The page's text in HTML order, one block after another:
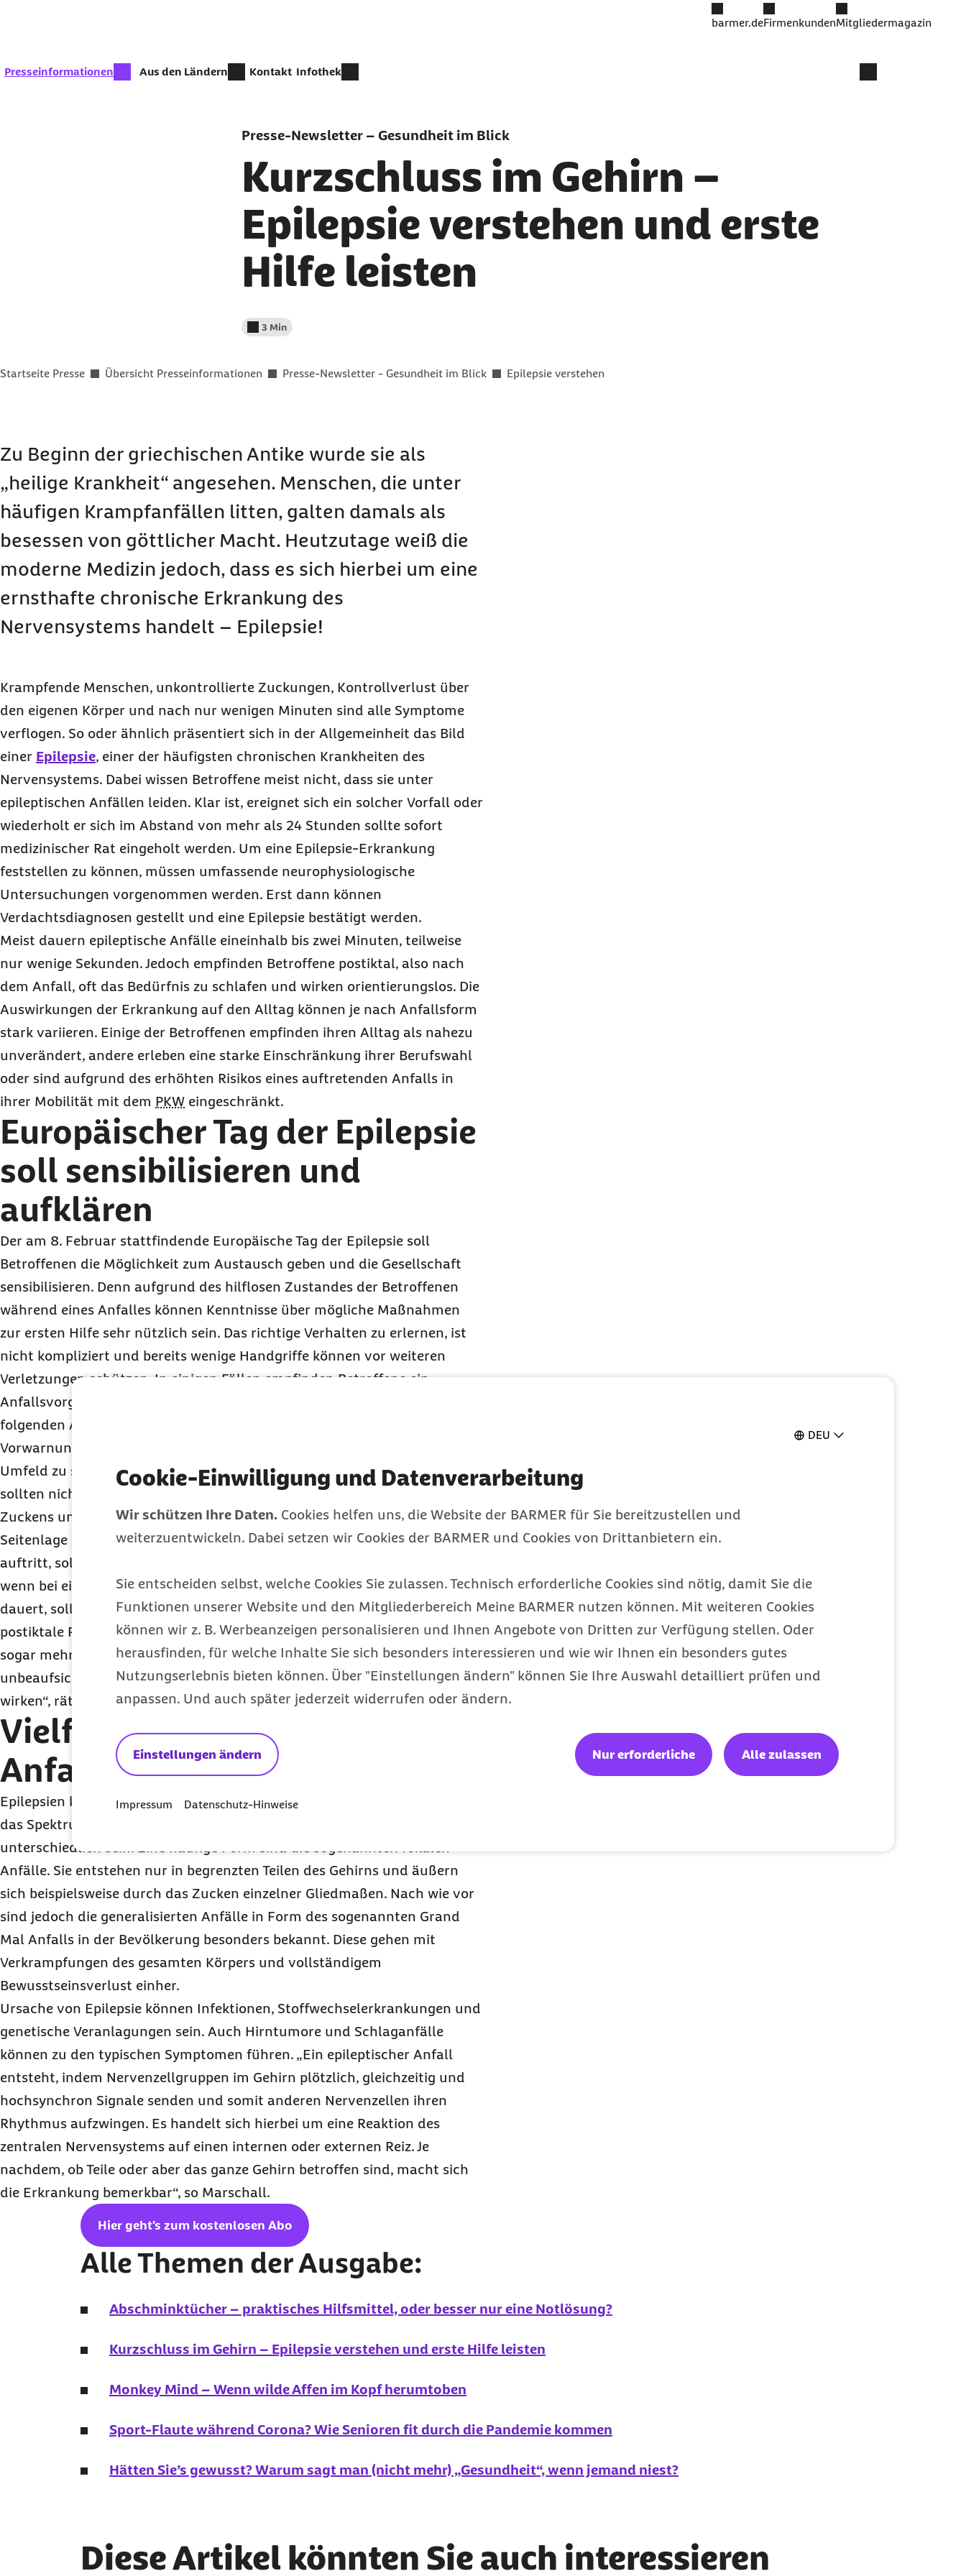
DEU
Cookie-Einwilligung und Datenverarbeitung
Wir schützen Ihre Daten. Cookies helfen uns, die Website der BARMER für Sie bereitzustellen und
weiterzuentwickeln. Dabei setzen wir Cookies der BARMER und Cookies von Drittanbietern ein.
Sie entscheiden selbst, welche Cookies Sie zulassen. Technisch erforderliche Cookies sind nötig, damit Sie die
Funktionen unserer Website und den Mitgliederbereich Meine BARMER nutzen können. Mit weiteren Cookies
können wir z. B. Werbeanzeigen personalisieren und Ihnen Angebote von Dritten zur Verfügung stellen. Oder
herausfinden, für welche Inhalte Sie sich besonders interessieren und wie wir Ihnen ein besonders gutes
Nutzungserlebnis bieten können. Über "Einstellungen ändern" können Sie Ihre Auswahl detailliert prüfen und
anpassen. Und auch später jederzeit widerrufen oder ändern.
Einstellungen ändern Nur erforderliche Alle zulassen
Impressum Datenschutz-Hinweise
barmer.deFirmenkundenMitgliedermagazin
zur Zeit aktiv:
Presseinformationen Aus den Ländern Kontakt Infothek
Presse-Newsletter – Gesundheit im Blick
Kurzschluss im Gehirn –
Epilepsie verstehen und erste
Hilfe leisten
Lesedauer weniger als
3 Min
Sie befinden sich hier:
Startseite Presse Übersicht Presseinformationen Presse-Newsletter - Gesundheit im Blick Epilepsie verstehen
Zu Beginn der griechischen Antike wurde sie als
„heilige Krankheit“ angesehen. Menschen, die unter
häufigen Krampfanfällen litten, galten damals als
besessen von göttlicher Macht. Heutzutage weiß die
moderne Medizin jedoch, dass es sich hierbei um eine
ernsthafte chronische Erkrankung des
Nervensystems handelt – Epilepsie!
Krampfende Menschen, unkontrollierte Zuckungen, Kontrollverlust über
den eigenen Körper und nach nur wenigen Minuten sind alle Symptome
verflogen. So oder ähnlich präsentiert sich in der Allgemeinheit das Bild
einer Epilepsie, einer der häufigsten chronischen Krankheiten des
Nervensystems. Dabei wissen Betroffene meist nicht, dass sie unter
epileptischen Anfällen leiden. Klar ist, ereignet sich ein solcher Vorfall oder
wiederholt er sich im Abstand von mehr als 24 Stunden sollte sofort
medizinischer Rat eingeholt werden. Um eine Epilepsie-Erkrankung
feststellen zu können, müssen umfassende neurophysiologische
Untersuchungen vorgenommen werden. Erst dann können
Verdachtsdiagnosen gestellt und eine Epilepsie bestätigt werden.
Meist dauern epileptische Anfälle eineinhalb bis zwei Minuten, teilweise
nur wenige Sekunden. Jedoch empfinden Betroffene postiktal, also nach
dem Anfall, oft das Bedürfnis zu schlafen und wirken orientierungslos. Die
Auswirkungen der Erkrankung auf den Alltag können je nach Anfallsform
stark variieren. Einige der Betroffenen empfinden ihren Alltag als nahezu
unverändert, andere erleben eine starke Einschränkung ihrer Berufswahl
oder sind aufgrund des erhöhten Risikos eines auftretenden Anfalls in
ihrer Mobilität mit dem PKW eingeschränkt.
Europäischer Tag der Epilepsie
soll sensibilisieren und
aufklären
Der am 8. Februar stattfindende Europäische Tag der Epilepsie soll
Betroffenen die Möglichkeit zum Austausch geben und die Gesellschaft
sensibilisieren. Denn aufgrund des hilflosen Zustandes der Betroffenen
während eines Anfalles können Kenntnisse über mögliche Maßnahmen
zur ersten Hilfe sehr nützlich sein. Das richtige Verhalten zu erlernen, ist
nicht kompliziert und bereits wenige Handgriffe können vor weiteren
Verletzungen schützen. In einigen Fällen empfinden Betroffene ein
Anfallsvorgefühl und sind daher in der Lage, ihre Umgebung auf einen
folgenden Anfall hinzuweisen. Sollte der Anfall plötzlich und ohne
Vorwarnung auftreten, besteht die Aufgabe der Ersthelfenden darin, das
Umfeld zu sichern und somit vor Verletzungen zu schützen. Betroffene
sollten nicht festgehalten, sondern nach Möglichkeit nach Aufhören des
Zuckens und weiterhin bestehender Bewusstlosigkeit in die stabile
Seitenlage gebracht werden. „Wenn ein epileptischer Anfall erstmalig
auftritt, sollte unbedingt die Notrufnummer
wenn bei einer bekannten Epilepsie ein Anfall länger als fünf Minuten
dauert, sollte ein Notarzt oder eine Notärztin hinzugezogen werden. Da die
postiktale Phase insbesondere bei älteren Menschen 24 Stunden oder
sogar mehrere Tage andauern kann, ist es ratsam, Betroffene erst
unbeaufsichtigt zu lassen, sobald diese ansprechbar und orientiert
wirken“, rät Ursula Marschall, Leitende Medizinerin bei der Barmer.
Vielfältige Ursachen und
Anfallserscheinungen
Epilepsien können bei Menschen in jedem Alter auftreten. Dabei können
das Spektrum der Anfallserscheinungen sowie die Ursachen sehr
unterschiedlich sein. Eine häufige Form sind die sogenannten fokalen
Anfälle. Sie entstehen nur in begrenzten Teilen des Gehirns und äußern
sich beispielsweise durch das Zucken einzelner Gliedmaßen. Nach wie vor
sind jedoch die generalisierten Anfälle in Form des sogenannten Grand
Mal Anfalls in der Bevölkerung besonders bekannt. Diese gehen mit
Verkrampfungen des gesamten Körpers und vollständigem
Bewusstseinsverlust einher.
Ursache von Epilepsie können Infektionen, Stoffwechselerkrankungen und
genetische Veranlagungen sein. Auch Hirntumore und Schlaganfälle
können zu den typischen Symptomen führen. „Ein epileptischer Anfall
entsteht, indem Nervenzellgruppen im Gehirn plötzlich, gleichzeitig und
hochsynchron Signale senden und somit anderen Nervenzellen ihren
Rhythmus aufzwingen. Es handelt sich hierbei um eine Reaktion des
zentralen Nervensystems auf einen internen oder externen Reiz. Je
nachdem, ob Teile oder aber das ganze Gehirn betroffen sind, macht sich
die Erkrankung bemerkbar“, so Marschall.
Hier geht's zum kostenlosen Abo
Alle Themen der Ausgabe:
Abschminktücher – praktisches Hilfsmittel, oder besser nur eine Notlösung?
Kurzschluss im Gehirn – Epilepsie verstehen und erste Hilfe leisten
Monkey Mind – Wenn wilde Affen im Kopf herumtoben
Sport-Flaute während Corona? Wie Senioren fit durch die Pandemie kommen
Hätten Sie’s gewusst? Warum sagt man (nicht mehr) „Gesundheit“, wenn jemand niest?
Diese Artikel könnten Sie auch interessieren